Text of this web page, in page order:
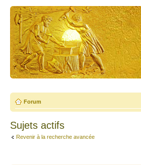
Forum
Sujets actifs
Revenir à la recherche avancée